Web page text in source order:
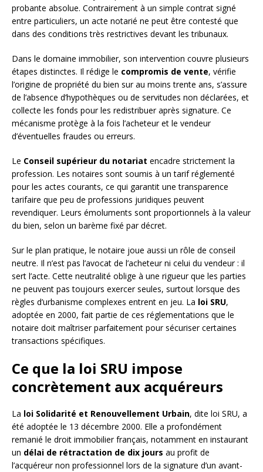
probante absolue. Contrairement à un simple contrat signé
entre particuliers, un acte notarié ne peut être contesté que
dans des conditions très restrictives devant les tribunaux.
Dans le domaine immobilier, son intervention couvre plusieurs
étapes distinctes. Il rédige le compromis de vente, vérifie
l’origine de propriété du bien sur au moins trente ans, s’assure
de l’absence d’hypothèques ou de servitudes non déclarées, et
collecte les fonds pour les redistribuer après signature. Ce
mécanisme protège à la fois l’acheteur et le vendeur
d’éventuelles fraudes ou erreurs.
Le Conseil supérieur du notariat encadre strictement la
profession. Les notaires sont soumis à un tarif réglementé
pour les actes courants, ce qui garantit une transparence
tarifaire que peu de professions juridiques peuvent
revendiquer. Leurs émoluments sont proportionnels à la valeur
du bien, selon un barème fixé par décret.
Sur le plan pratique, le notaire joue aussi un rôle de conseil
neutre. Il n’est pas l’avocat de l’acheteur ni celui du vendeur : il
sert l’acte. Cette neutralité oblige à une rigueur que les parties
ne peuvent pas toujours exercer seules, surtout lorsque des
règles d’urbanisme complexes entrent en jeu. La loi SRU,
adoptée en 2000, fait partie de ces réglementations que le
notaire doit maîtriser parfaitement pour sécuriser certaines
transactions spécifiques.
Ce que la loi SRU impose
concrètement aux acquéreurs
La loi Solidarité et Renouvellement Urbain, dite loi SRU, a
été adoptée le 13 décembre 2000. Elle a profondément
remanié le droit immobilier français, notamment en instaurant
un délai de rétractation de dix jours au profit de
l’acquéreur non professionnel lors de la signature d’un avant-